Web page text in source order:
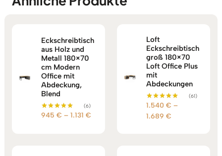
Eckschreibtisch
aus Holz und
Metall 180×70
cm Modern
Office mit
Abdeckung,
Blend
Bewertet mit
(6)
945 € – 1.131 €
Loft
Eckschreibtisch
groß 180×70
Loft Office Plus
mit
Abdeckungen
Bewertet mit
von 5
(61)
1.540 € –
1.689 €